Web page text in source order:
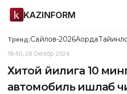
KAZINFORM
Тренд:Сайлов-2026Ақорда
18:40, 28 Октябр 2024
Хитой йилига 10
автомобиль ишлаб